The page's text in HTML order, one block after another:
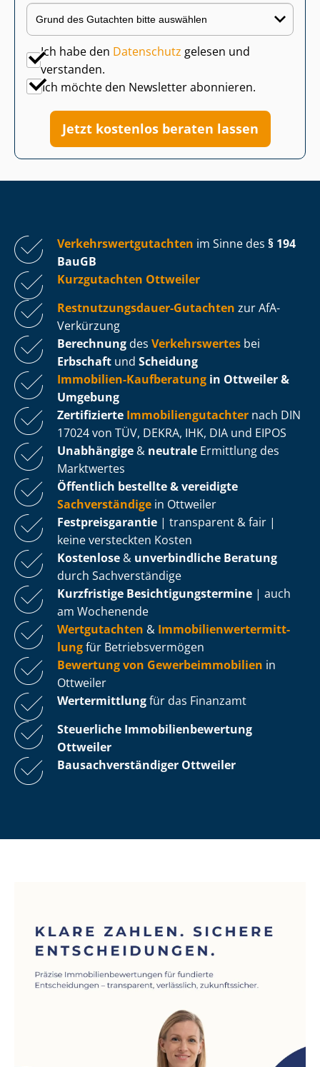
Ich habe den Datenschutz gelesen und
verstanden.
Ich möchte den Newsletter abonnieren.
Jetzt kostenlos beraten lassen
Ver­kehrs­wert­gut­ach­ten im Sinne des § 194
BauGB
Kurzgutachten Ottweiler
Rest­nut­zungs­dau­er-Gutachten zur AfA-
Verkürzung
Berechnung des Verkehrswertes bei
Erbschaft und Scheidung
Immobilien-Kaufberatung in Ottweiler &
Umgebung
Zertifizierte Im­mo­bi­li­en­gut­ach­ter nach DIN
17024 von TÜV, DEKRA, IHK, DIA und EIPOS
Unabhängige & neutrale Ermittlung des
Marktwertes
Öffentlich bestellte & vereidigte
Sachverständige in Ottweiler
Fest­preis­ga­ran­tie | transparent & fair |
keine versteckten Kosten
Kostenlose & unverbindliche Beratung
durch Sachverständige
Kurzfristige Be­sich­ti­gungs­ter­mi­ne | auch
am Wochenende
Wertgutachten & Im­mo­bi­li­en­wert­ermitt­
lungfür Be­triebs­ver­mö­gen
Bewertung von Ge­wer­be­im­mo­bi­li­en in
Ottweiler
Wertermittlungfür das Finanzamt
Steuerliche Im­mo­bi­li­en­be­wer­tung
Ottweiler
Bau­sach­ver­stän­di­ger Ottweiler